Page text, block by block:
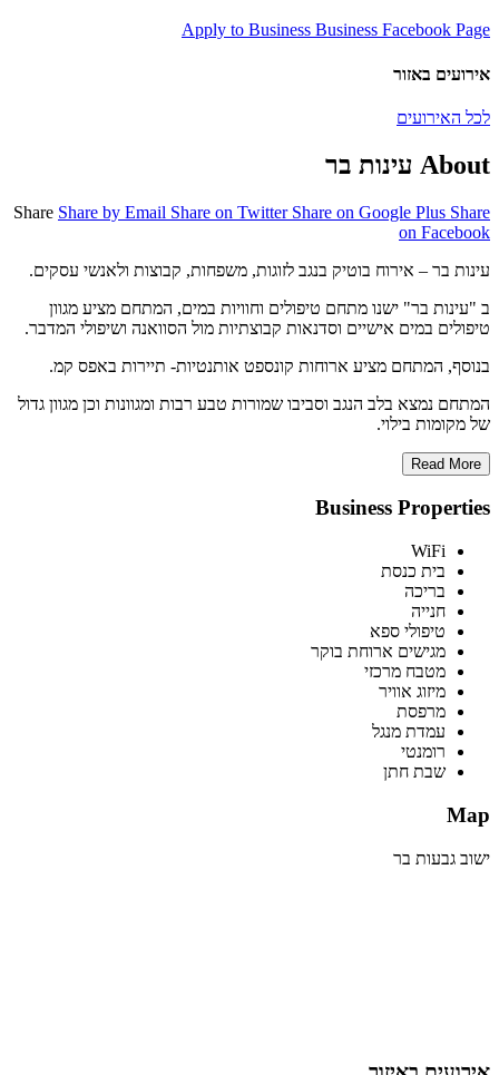
Apply to Business Business Facebook Page
אירועים באזור
לכל האירועים
About עינות בר
Share Share by Email Share on Twitter Share on Google Plus Share
on Facebook
עינות בר – אירוח בוטיק בנגב לזוגות, משפחות, קבוצות ולאנשי עסקים.
ב "עינות בר" ישנו מתחם טיפולים וחוויות במים, המתחם מציע מגוון
טיפולים במים אישיים וסדנאות קבוצתיות מול הסוואנה ושיפולי המדבר.
בנוסף, המתחם מציע ארוחות קונספט אותנטיות- תיירות באפס קמ.
המתחם נמצא בלב הנגב וסביבו שמורות טבע רבות ומגוונות וכן מגוון גדול
של מקומות בילוי.
Read More
Business Properties
WiFi
בית כנסת
בריכה
חנייה
טיפולי ספא
מגישים ארוחת בוקר
מטבח מרכזי
מיזוג אוויר
מרפסת
עמדת מנגל
רומנטי
שבת חתן
Map
ישוב גבעות בר